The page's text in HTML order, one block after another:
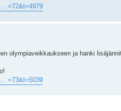
=72&t=4979
olympiaveikkaukseen ja hanki
=73&t=5039